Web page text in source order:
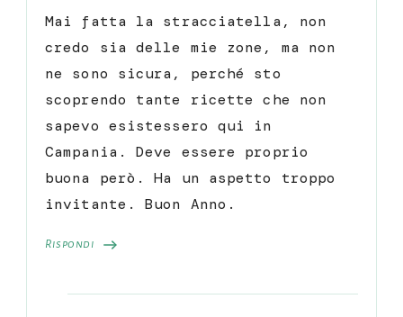
Rispondi
Mai fatta la stracciatella, non
credo sia delle mie zone, ma non
ne sono sicura, perché sto
scoprendo tante ricette che non
sapevo esistessero qui in
Campania. Deve essere proprio
buona però. Ha un aspetto troppo
invitante. Buon Anno.